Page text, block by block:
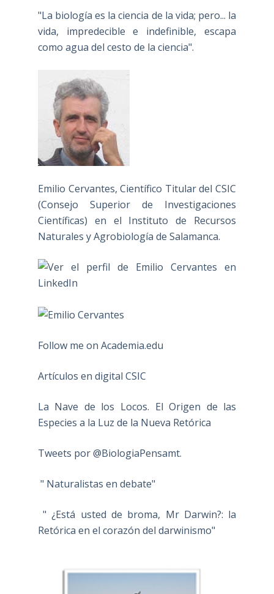
"La biología es la ciencia de la vida; pero... la
vida, impredecible e indefinible, escapa
como agua del cesto de la ciencia".
Emilio Cervantes, Científico Titular del CSIC
(Consejo Superior de Investigaciones
Científicas) en el Instituto de Recursos
Naturales y Agrobiología de Salamanca.
Follow me on Academia.edu
Artículos en digital CSIC
La Nave de los Locos. El Origen de las
Especies a la Luz de la Nueva Retórica
Tweets por @BiologiaPensamt.
" Naturalistas en debate"
" ¿Está usted de broma, Mr Darwin?: la
Retórica en el corazón del darwinismo"